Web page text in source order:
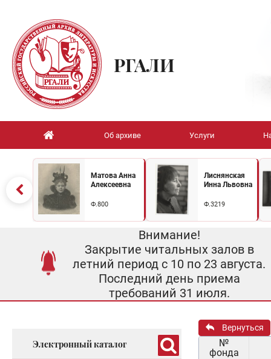
РГАЛИ
Об архиве Услуги
Матова Анна
Алексеевна
Ф.800
Лиснянская
Инна Львовна
Ф.3219
Внимание!
Закрытие читальных залов в
летний период с 10 по 23 августа.
Последний день приема
требований 31 июля.
Электронный каталог
Вернуться
№
фонда